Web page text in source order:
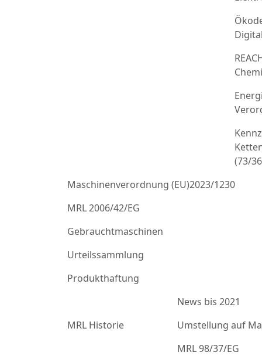
(73/
Maschinenverordnung (EU)2023/1230
MRL 2006/42/EG
Gebrauchtmaschinen
Urteilssammlung
Produkthaftung
MRL Historie
News bis 2021
Umstellung auf
MRL 98/37/EG